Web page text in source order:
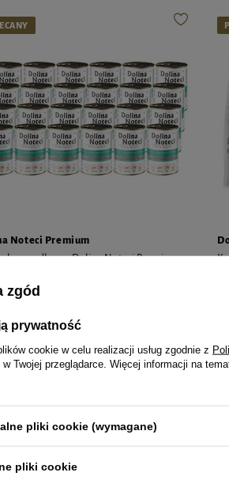
Noteci Premium
karma dla psa Dolina Noteci Premium
211,20 zł -8%
obniżki:179,52 zł
zgód
prywatność
cookie w celu realizacji usług zgodnie z
Twojej przeglądarce. Więcej informacji na
pliki cookie (wymagane)
pliki cookie